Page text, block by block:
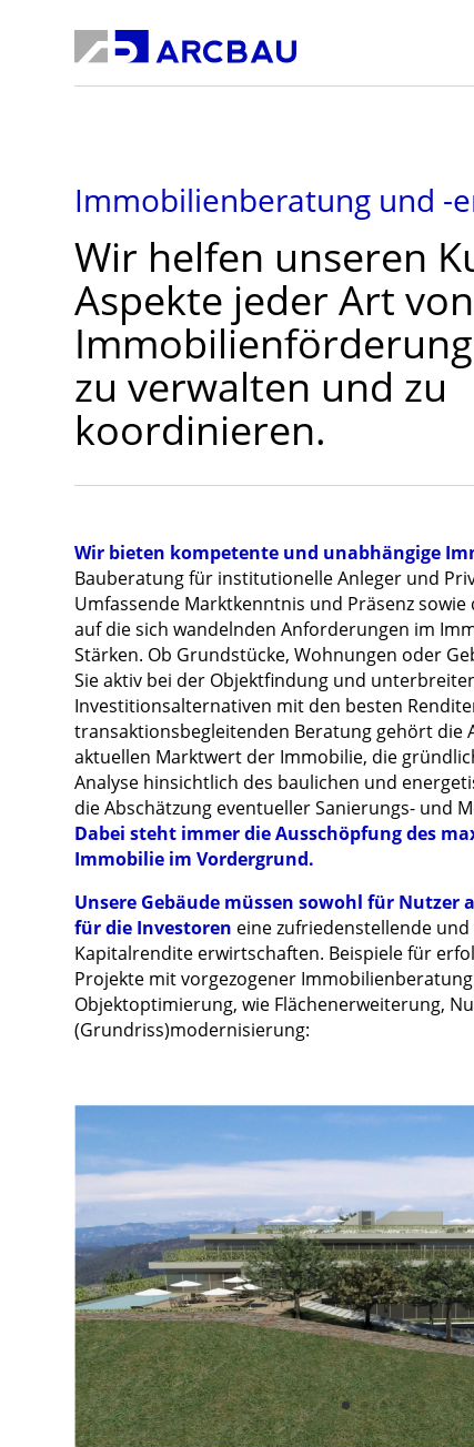
Immobilienberatung und -
Wir helfen unseren
Aspekte jeder Art von
zu verwalten und zu
koordinieren.
Wir bieten kompetente und unabhängige
Bauberatung für institutionelle Anleger und
Umfassende Marktkenntnis und Präsenz sowie
auf die sich wandelnden Anforderungen im
Stärken. Ob Grundstücke, Wohnungen oder
Sie aktiv bei der Objektfindung und
Investitionsalternativen mit den besten
transaktionsbegleitenden Beratung gehört die
aktuellen Marktwert der Immobilie, die
Analyse hinsichtlich des baulichen und
die Abschätzung eventueller Sanierungs- und
Dabei steht immer die Ausschöpfung des
Immobilie im Vordergrund.
Unsere Gebäude müssen sowohl für Nutzer
für die Investoren eine zufriedenstellende
Kapitalrendite erwirtschaften. Beispiele für
Projekte mit vorgezogener
Objektoptimierung, wie Flächenerweiterung,
(Grundriss)modernisierung: